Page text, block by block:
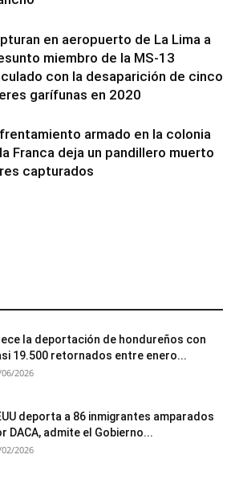
en aeropuerto de La Lima a
miembro de la MS-13
con la desaparición de cinco
garífunas en 2020
armado en la colonia
Franca deja un pandillero muerto
capturados
la deportación de hondureños con
19.500 retornados entre enero...
2026
deporta a 86 inmigrantes amparados
DACA, admite el Gobierno...
2026